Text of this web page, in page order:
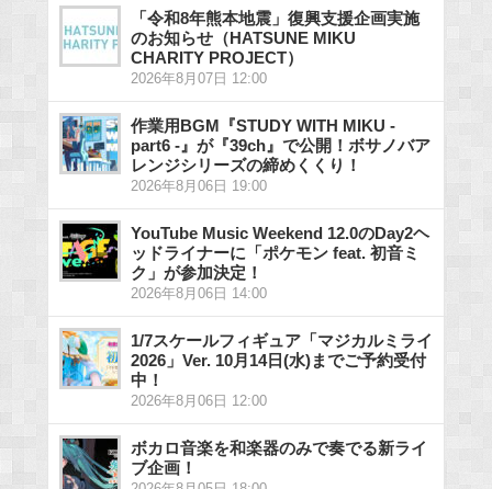
「令和8年熊本地震」復興支援企画実施
のお知らせ（HATSUNE MIKU
CHARITY PROJECT）
2026年8月07日 12:00
作業用BGM『STUDY WITH MIKU -
part6 -』が『39ch』で公開！ボサノバア
レンジシリーズの締めくくり！
2026年8月06日 19:00
YouTube Music Weekend 12.0のDay2ヘ
ッドライナーに「ポケモン feat. 初音ミ
ク」が参加決定！
2026年8月06日 14:00
1/7スケールフィギュア「マジカルミライ
2026」Ver. 10月14日(水)までご予約受付
中！
2026年8月06日 12:00
ボカロ音楽を和楽器のみで奏でる新ライ
ブ企画！